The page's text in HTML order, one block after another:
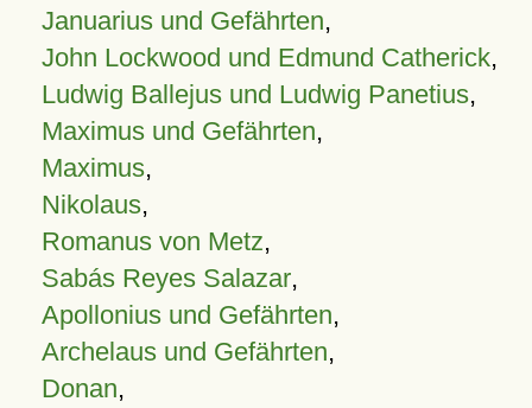
Januarius und Gefährten,
John Lockwood und Edmund Catherick,
Ludwig Ballejus und Ludwig Panetius,
Maximus und Gefährten,
Maximus,
Nikolaus,
Romanus von Metz,
Sabás Reyes Salazar,
Apollonius und Gefährten,
Archelaus und Gefährten,
Donan,